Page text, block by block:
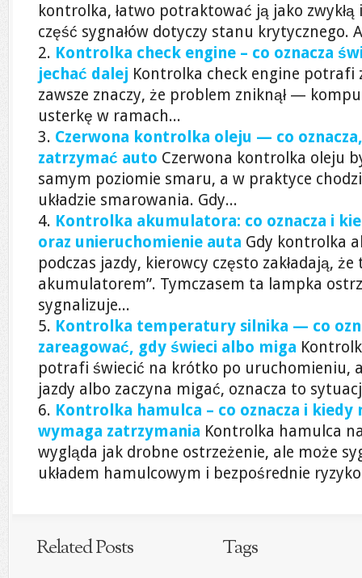
kontrolka, łatwo potraktować ją jako
część sygnałów dotyczy stanu krytycznego.
Kontrolka check engine – co oznacza
jechać dalej Kontrolka check engine potrafi
zawsze znaczy, że problem zniknął —
usterkę w ramach...
Czerwona kontrolka oleju — co
zatrzymać auto Czerwona kontrolka oleju
samym poziomie smaru, a w praktyce
układzie smarowania. Gdy...
Kontrolka akumulatora: co oznacza i
oraz unieruchomienie auta Gdy kontrolka
podczas jazdy, kierowcy często zakładają,
akumulatorem”. Tymczasem ta lampka
sygnalizuje...
Kontrolka temperatury silnika — co
zareagować, gdy świeci albo miga
potrafi świecić na krótko po uruchomieniu,
jazdy albo zaczyna migać, oznacza to
Kontrolka hamulca – co oznacza i kiedy
wymaga zatrzymania Kontrolka hamulca
wygląda jak drobne ostrzeżenie, ale może
układem hamulcowym i bezpośrednie
Related Posts Tags